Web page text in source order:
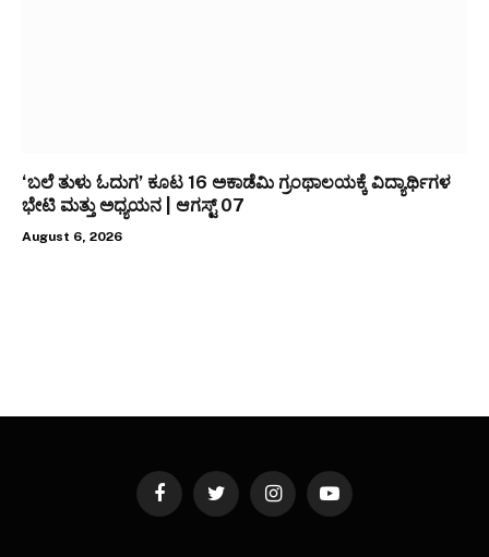
‘ಬಲೆ ತುಳು ಓದುಗ’ ಕೂಟ 16 ಅಕಾಡೆಮಿ ಗ್ರಂಥಾಲಯಕ್ಕೆ ವಿದ್ಯಾರ್ಥಿಗಳ
ಭೇಟಿ ಮತ್ತು ಅಧ್ಯಯನ | ಆಗಸ್ಟ್ 07
August 6, 2026
FacebookTwitter InstagramYouTube